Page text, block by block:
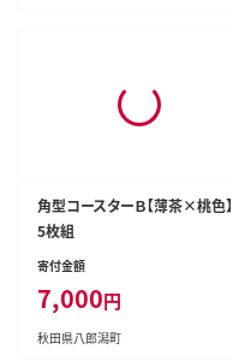
角型コースターＢ【薄茶×桃色】
5枚組
寄付金額
7,000円
秋田県八郎潟町